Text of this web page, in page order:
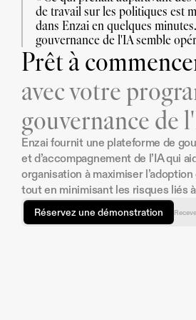
de travail sur les politiques est
dans Enzai en quelques
gouvernance de l'IA semble
Prêt à
avec votre
gouvernance de
Enzai fournit une plateforme de
et d’accompagnement de l’IA qui
organisation à maximiser l’adoption
tout en minimisant les risques liés à
Réservez une démonstration